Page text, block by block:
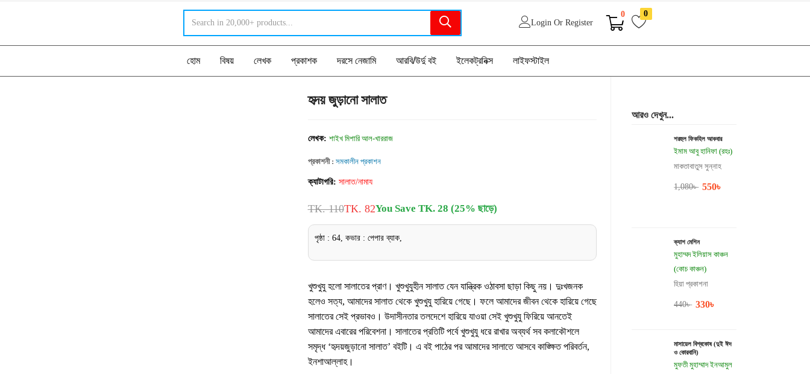
Login Or Register
0 0
হোম বিষয় লেখক প্রকাশক দরসে নেজামি আরবি/উর্দু বই ইলেকট্রনিক্স লাইফস্টাইল
আরও দেখুন...
শরহুল ফিকহিল আকবার
ইমাম আবু হানিফা (রহঃ)
মাকতাবাতুস সুন্নাহ
1,080৳ 550৳
ক্যাশ মেশিন
মুহাম্মদ ইলিয়াস কাঞ্চন
(কোচ কাঞ্চন)
হিয়া প্রকাশনা
440৳ 330৳
মাসায়েল বিশ্বকোষ (দুই ঈদ
ও কোরবানি)
মুফতী মুহাম্মাদ ইনআমুল
হৃদয় জুড়ানো সালাত
লেখক: শাইখ মিশারি আল-খাররাজ
প্রকাশনী : সমকালীন প্রকাশন
ক্যাটাগরি: সালাত/নামায
TK. 110TK. 82You Save TK. 28 (25% ছাড়ে)
পৃষ্ঠা : 64, কভার : পেপার ব্যাক,
খুশুখুযু হলো সালাতের প্রাণ। খুশুখুযুহীন সালাত যেন যান্ত্রিক ওঠাবসা ছাড়া কিছু নয়। দুঃখজনক
হলেও সত্য, আমাদের সালাত থেকে খুশুখুযু হারিয়ে গেছে। ফলে আমাদের জীবন থেকে হারিয়ে গেছে
সালাতের সেই প্রভাবও। উদাসীনতার তলদেশে হারিয়ে যাওয়া সেই খুশুখুযু ফিরিয়ে আনতেই
আমাদের এবারের পরিবেশনা। সালাতের প্রতিটি পর্বে খুশুখুযু ধরে রাখার অব্যর্থ সব কলাকৌশলে
সমৃদ্ধ ‘হৃদয়জুড়ানো সালাত’ বইটি। এ বই পাঠের পর আমাদের সালাতে আসবে কাঙ্ক্ষিত পরিবর্তন,
ইনশাআল্লাহ।